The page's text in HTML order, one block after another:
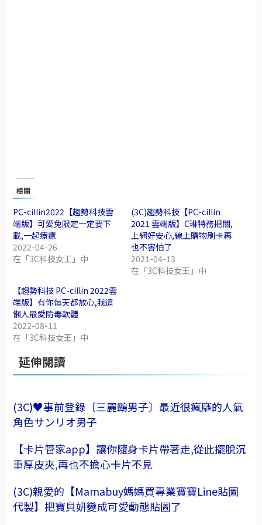
相關
PC-cillin2022【趨勢科技雲
端版】可愛兔限定一定要下
載,一起療癒
2022-04-26
在「3C科技女王」中
(3C)趨勢科技【PC-cillin
2021 雲端版】C琳特務把關,
上網好安心,線上購物刷卡再
也不害怕了
2021-04-13
在「3C科技女王」中
【趨勢科技 PC-cillin 2022雲
端版】有你每天都放心,我這
懶人最愛防毒軟體
2022-08-11
在「3C科技女王」中
延伸閱讀
(3C)♥事前登錄〔三麗鷗男子〕最近很瘋靡的人氣
角色サンリオ男子
【卡片管家app】讓你隨身卡片帶著走,從此擺脫沉
重厚皮夾,再也不擔心卡片不見
(3C)親愛的【Mamabuy媽媽買專業寶寶Line貼圖
代製】把寶貝妍變成可愛動態貼圖了